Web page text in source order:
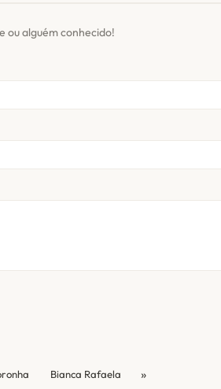
ou alguém conhecido!
Bianca Rafaela »